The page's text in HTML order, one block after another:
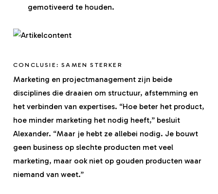
gemotiveerd te houden.
CONCLUSIE: SAMEN STERKER
Marketing en projectmanagement zijn beide
disciplines die draaien om structuur, afstemming en
het verbinden van expertises. “Hoe beter het product,
hoe minder marketing het nodig heeft,” besluit
Alexander. “Maar je hebt ze allebei nodig. Je bouwt
geen business op slechte producten met veel
marketing, maar ook niet op gouden producten waar
niemand van weet.”